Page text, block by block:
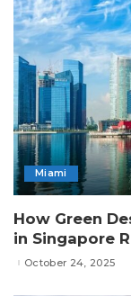
Miami
How Green
in Singapore
October 24, 2025